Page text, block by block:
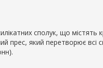
сполук, що містять
прес, який перетворює всі